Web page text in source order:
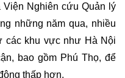
Viện Nghiên cứu Quản lý
những năm qua, nhiều
các khu vực như Hà Nội
bao gồm Phú Thọ, để
thấp hơn​.